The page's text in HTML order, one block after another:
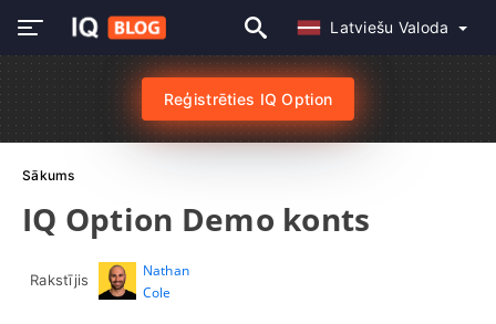
Latviešu Valoda
Reģistrēties IQ Option
Sākums
IQ Option Demo konts
Rakstījis
Nathan
Cole